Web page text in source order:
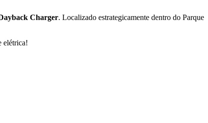
Charger. Localizado estrategicamente dentro do Parque
elétrica!